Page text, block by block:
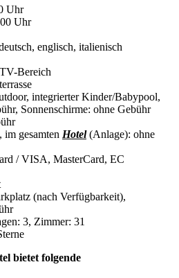
Uhr
Uhr
englisch, italienisch
Bereich
integrierter Kinder/Babypool,
Sonnenschirme: ohne Gebühr
gesamten Hotel(Anlage): ohne
/ VISA, MasterCard, EC
(nach Verfügbarkeit),
3, Zimmer: 31
bietet folgende